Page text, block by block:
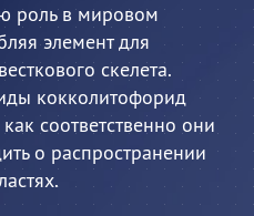
роль в мировом
элемент для
скелета.
кокколитофорид
соответственно они
о распространении